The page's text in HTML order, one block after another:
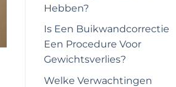
Hebben?
Is Een Buikwandcorrectie
Een Procedure Voor
Gewichtsverlies?
Welke Verwachtingen